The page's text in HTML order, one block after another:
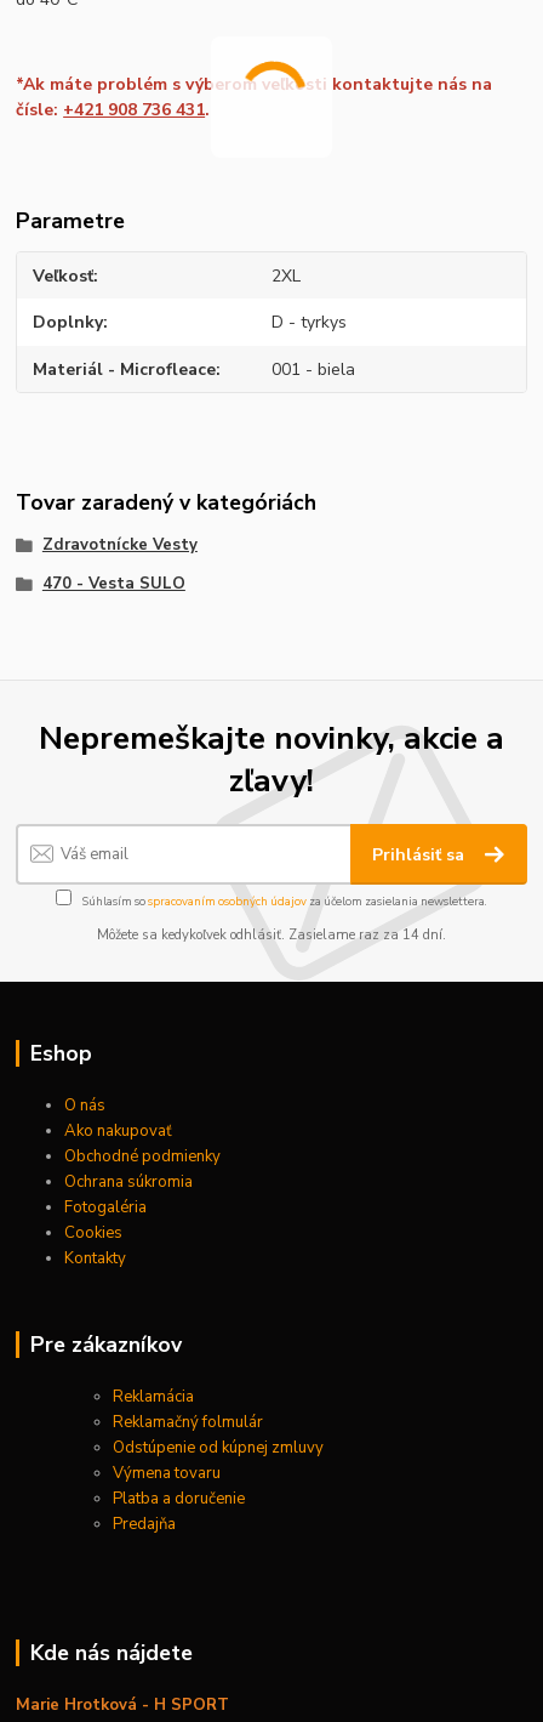
*Ak máte problém s výberom veľkosti kontaktujte nás na
čísle: +421 908 736 431.
Parametre
Veľkosť 2XL
Doplnky D - tyrkys
Materiál - Microfleace 001 - biela
Tovar zaradený v kategóriách
Zdravotnícke Vesty
470 - Vesta SULO
Nepremeškajte novinky, akcie a
zľavy!
Prihlásiť sa
Súhlasím sospracovaním osobných údajov za účelom zasielania newslettera.
Môžete sa kedykoľvek odhlásiť. Zasielame raz za 14 dní.
Eshop
O nás
Ako nakupovať
Obchodné podmienky
Ochrana súkromia
Fotogaléria
Cookies
Kontakty
Pre zákazníkov
Reklamácia
Reklamačný folmulár
Odstúpenie od kúpnej zmluvy
Výmena tovaru
Platba a doručenie
Predajňa
Kde nás nájdete
Marie Hrotková - H SPORT